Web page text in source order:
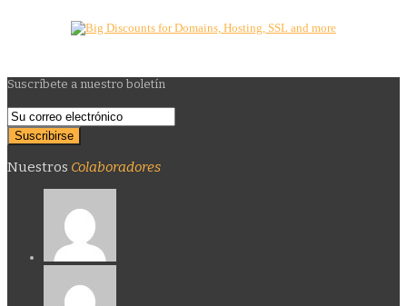
Suscríbete a nuestro boletín
Nuestros Colaboradores